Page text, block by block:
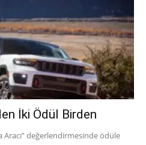
İki Ödül Birden
Aracı” değerlendirmesinde ödüle